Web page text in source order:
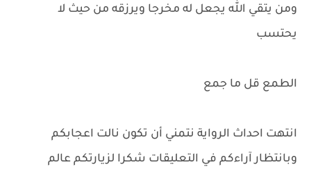
ومن يتقي الله يجعل له مخرجا ويرزقه من حيث لا
يحتسب
الطمع قل ما جمع
انتهت احداث الرواية نتمني أن تكون نالت اعجابكم
وبانتظار آراءكم في التعليقات شكرا لزيارتكم عالم